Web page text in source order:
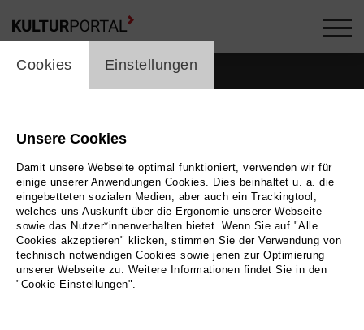
Zurück|Übersicht
cookie_layer
Cookies Einstellungen
Unsere Cookies
Damit unsere Webseite optimal funktioniert, verwenden wir für
einige unserer Anwendungen Cookies. Dies beinhaltet u. a. die
eingebetteten sozialen Medien, aber auch ein Trackingtool,
welches uns Auskunft über die Ergonomie unserer Webseite
sowie das Nutzer*innenverhalten bietet. Wenn Sie auf "Alle
Cookies akzeptieren" klicken, stimmen Sie der Verwendung von
technisch notwendigen Cookies sowie jenen zur Optimierung
unserer Webseite zu. Weitere Informationen findet Sie in den
"Cookie-Einstellungen".